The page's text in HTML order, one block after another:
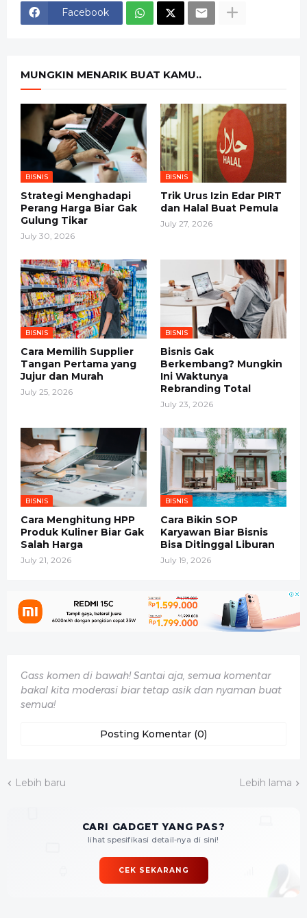
Facebook
MUNGKIN MENARIK BUAT KAMU..
BISNIS
Strategi Menghadapi
Perang Harga Biar Gak
Gulung Tikar
July 30, 2026
BISNIS
Trik Urus Izin Edar PIRT
dan Halal Buat Pemula
July 27, 2026
BISNIS
Cara Memilih Supplier
Tangan Pertama yang
Jujur dan Murah
July 25, 2026
BISNIS
Bisnis Gak
Berkembang? Mungkin
Ini Waktunya
Rebranding Total
July 23, 2026
BISNIS
Cara Menghitung HPP
Produk Kuliner Biar Gak
Salah Harga
July 21, 2026
BISNIS
Cara Bikin SOP
Karyawan Biar Bisnis
Bisa Ditinggal Liburan
July 19, 2026
Gass komen di bawah! Santai aja, semua komentar
bakal kita moderasi biar tetap asik dan nyaman buat
semua!
Posting Komentar (0)
Lebih baru Lebih lama
CARI GADGET YANG PAS?
lihat spesifikasi detail-nya di sini!
CEK SEKARANG